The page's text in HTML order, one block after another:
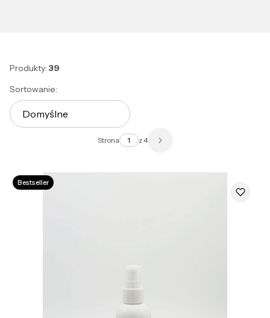
Produkty: 39
Lista produktów
Sortowanie:
Domyślne
Strona z 4 Następne produkty
Bestseller